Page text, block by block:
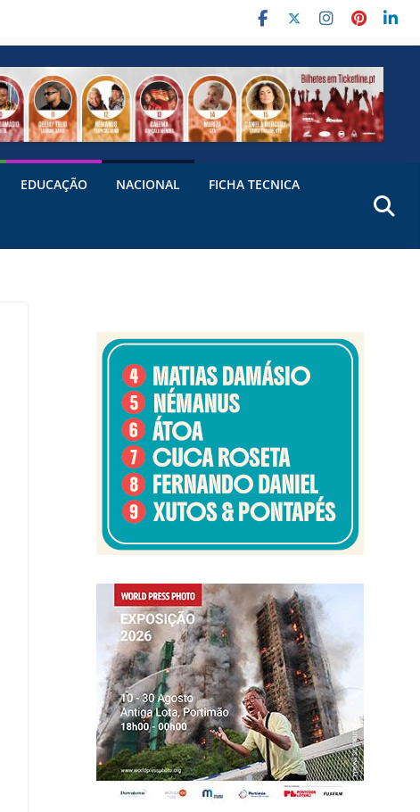
EDUCAÇÃO NACIONAL FICHA TECNICA